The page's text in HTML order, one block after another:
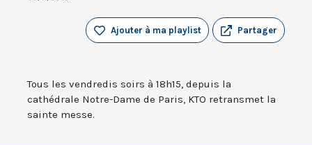
Partager
Ajouter à ma playlist
Tous les vendredis soirs à 18h15, depuis la
cathédrale Notre-Dame de Paris, KTO retransmet la
sainte messe.